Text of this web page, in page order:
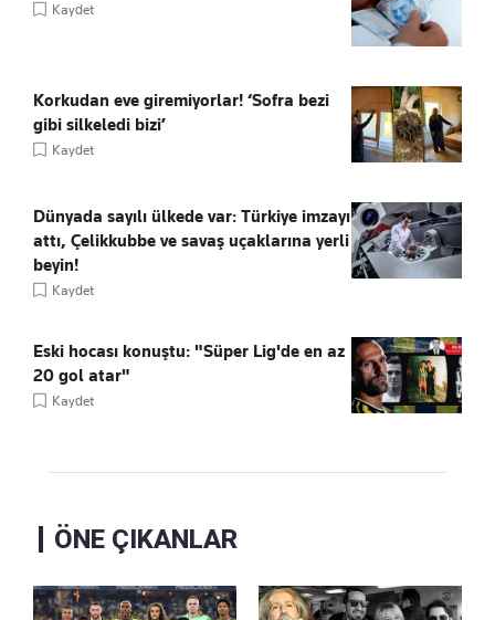
Kaydet
Korkudan eve giremiyorlar! ‘Sofra bezi
gibi silkeledi bizi’
Kaydet
Dünyada sayılı ülkede var: Türkiye imzayı
attı, Çelikkubbe ve savaş uçaklarına yerli
beyin!
Kaydet
Eski hocası konuştu: "Süper Lig'de en az
20 gol atar"
Kaydet
ÖNE ÇIKANLAR